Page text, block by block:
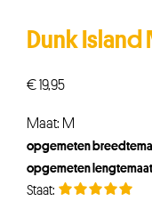
Dunk Island
€19,95
Maat: M
opgemeten
opgemeten